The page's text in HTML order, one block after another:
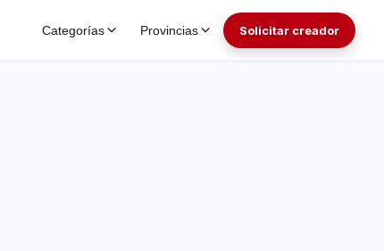
Categorías Provincias Solicitar creador